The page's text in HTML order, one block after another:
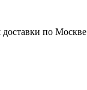
доставки по Москве